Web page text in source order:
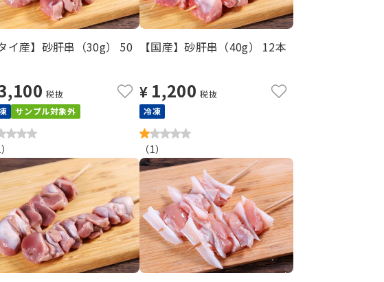
タイ産】砂肝串（30g） 50
税抜
サンプル対象外
）
【国産】砂肝串（40g） 12本
¥ 1,200 税抜
冷凍
（1）